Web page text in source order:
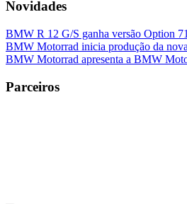
Novidades
BMW R 12 G/S ganha versão Option
BMW Motorrad inicia produção da
BMW Motorrad apresenta a BMW
Parceiros